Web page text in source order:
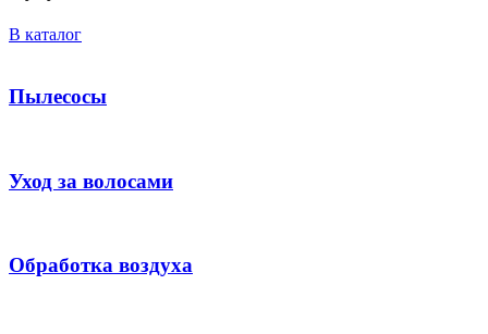
В каталог
Пылесосы
Уход за волосами
Обработка воздуха